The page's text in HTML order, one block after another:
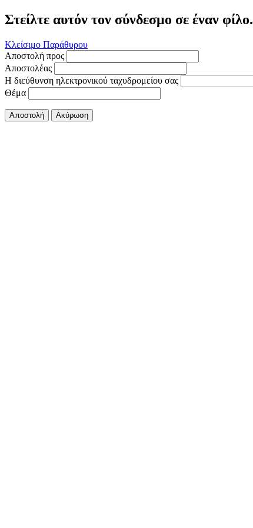
Στείλτε αυτόν τον σύνδεσμο σε έναν φίλο.
Κλείσιμο Παράθυρου
Αποστολή προς
Αποστολέας
Η διεύθυνση ηλεκτρονικού ταχυδρομείου σας
Θέμα
Αποστολή Ακύρωση